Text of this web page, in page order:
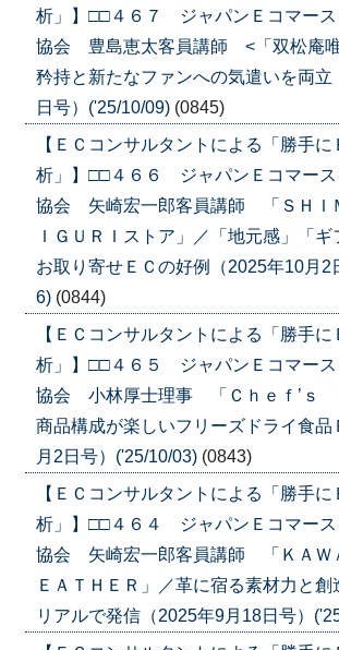
析」】□□４６７ ジャパンＥコマース
協会 豊島恵太客員講師 <「双松庵
矜持と新たなファンへの気遣いを両立
日号）('25/10/09) (0845)
【ＥＣコンサルタントによる「勝手
析」】□□４６６ ジャパンＥコマース
協会 矢崎宏一郎客員講師 「ＳＨＩ
ＩＧＵＲＩストア」／「地元感」「ギ
お取り寄せＥＣの好例（2025年10月2
6) (0844)
【ＥＣコンサルタントによる「勝手
析」】□□４６５ ジャパンＥコマース
協会 小林厚士理事 「Ｃｈｅｆ’ｓ
商品構成が楽しいフリーズドライ食品
月2日号）('25/10/03) (0843)
【ＥＣコンサルタントによる「勝手
析」】□□４６４ ジャパンＥコマース
協会 矢崎宏一郎客員講師 「ＫＡＷ
ＥＡＴＨＥＲ」／革に宿る素材力と創
リアルで発信（2025年9月18日号）